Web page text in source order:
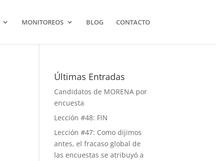
MONITOREOS BLOG CONTACTO
Últimas Entradas
Candidatos de MORENA por
encuesta
Lección #48: FIN
Lección #47: Como dijimos
antes, el fracaso global de
las encuestas se atribuyó a